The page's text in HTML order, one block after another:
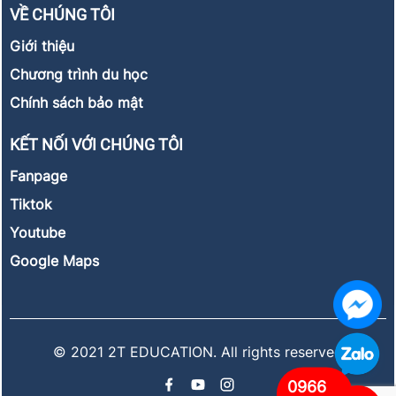
VỀ CHÚNG TÔI
Giới thiệu
Chương trình du học
Chính sách bảo mật
KẾT NỐI VỚI CHÚNG TÔI
Fanpage
Tiktok
Youtube
Google Maps
© 2021 2T EDUCATION. All rights reserved
0966